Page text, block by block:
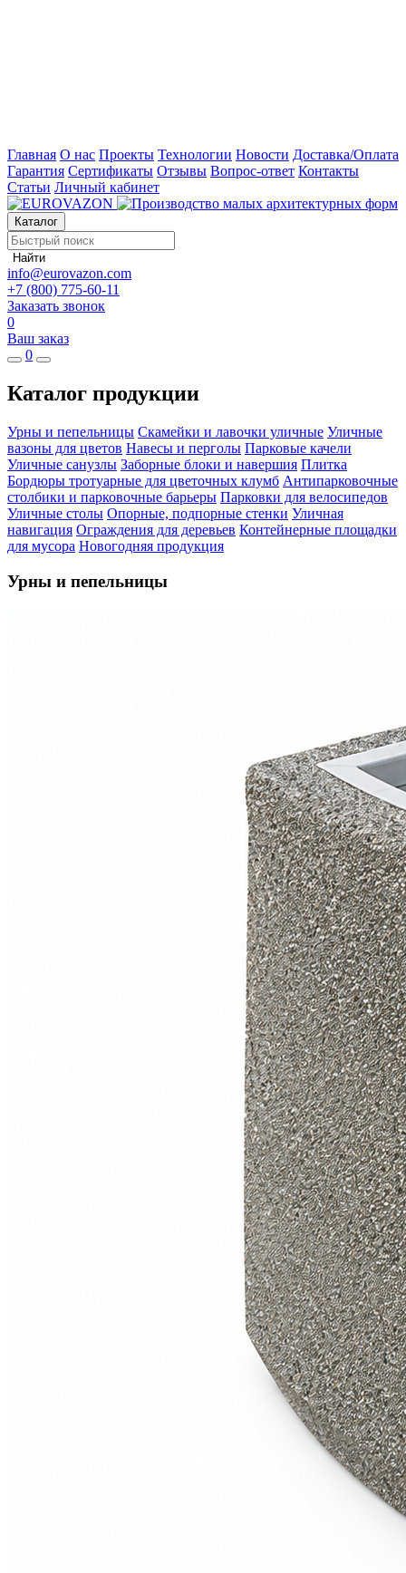
Главная О нас Проекты Технологии Новости Доставка/Оплата
Гарантия Сертификаты Отзывы Вопрос-ответ Контакты
Статьи Личный кабинет
Каталог
Найти
info@eurovazon.com
+7 (800) 775-60-11
Заказать звонок
0
Ваш заказ
0
Каталог продукции
Урны и пепельницы Скамейки и лавочки уличные Уличные
вазоны для цветов Навесы и перголы Парковые качели
Уличные санузлы Заборные блоки и навершия Плитка
Бордюры тротуарные для цветочных клумб Антипарковочные
столбики и парковочные барьеры Парковки для велосипедов
Уличные столы Опорные, подпорные стенки Уличная
навигация Ограждения для деревьев Контейнерные площадки
для мусора Новогодняя продукция
Урны и пепельницы